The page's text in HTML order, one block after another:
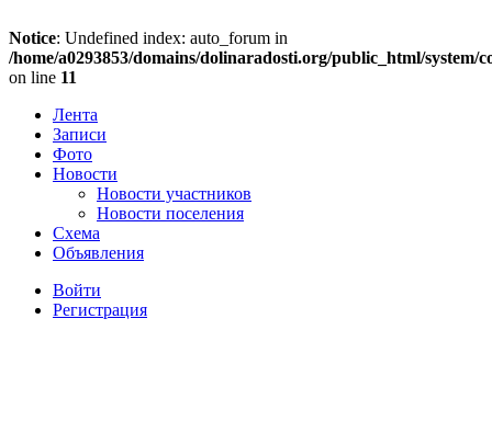
Notice: Undefined index: auto_forum in
/home/a0293853/domains/dolinaradosti.org/public_html/
on line 11
Лента
Записи
Фото
Новости
Новости участников
Новости поселения
Схема
Объявления
Войти
Регистрация